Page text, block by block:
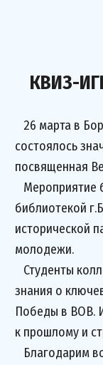
КВИЗ-
26 марта в
состоялось
посвященная
Мероприятие
библиотекой
исторической
молодежи.
Студенты
знания о
Победы в ВОВ.
к прошлому и
Благодарим